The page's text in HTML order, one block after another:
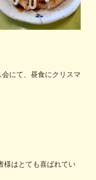
にて、昼食にクリスマ
様はとても喜ばれてい